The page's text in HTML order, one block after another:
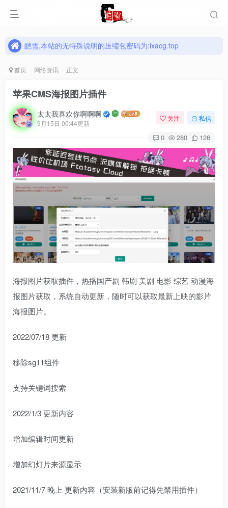
皑雪,本站的无特殊说明的压缩包密码为:ixacg.top
皑雪,本站的无特殊说明的压缩包密码为:ixacg.top
首页 网络资讯 正文
苹果CMS海报图片插件
太太我喜欢你啊啊啊
9月15日 00:44更新
关注 私信
0 280 126
海报图片获取插件，热播国产剧 韩剧 美剧 电影 综艺 动漫海
报图片获取，系统自动更新，随时可以获取最新上映的影片
海报图片。
2022/07/18 更新
移除sg11组件
支持关键词搜索
2022/1/3 更新内容
增加编辑时间更新
增加幻灯片来源显示
2021/11/7 晚上 更新内容（安装新版前记得先禁用插件）